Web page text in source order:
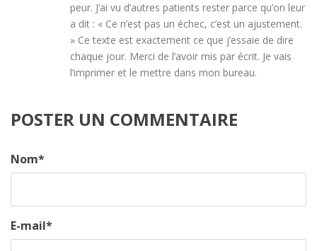
peur. J’ai vu d’autres patients rester parce qu’on leur
a dit : « Ce n’est pas un échec, c’est un ajustement.
» Ce texte est exactement ce que j’essaie de dire
chaque jour. Merci de l’avoir mis par écrit. Je vais
l’imprimer et le mettre dans mon bureau.
POSTER UN COMMENTAIRE
Nom*
E-mail*